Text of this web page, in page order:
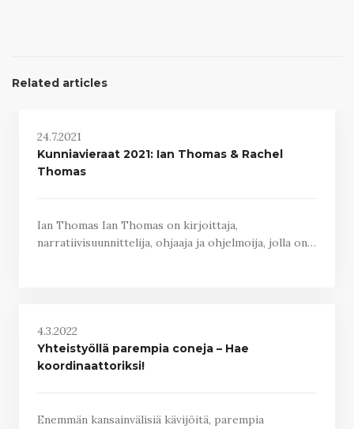
Related articles
24.7.2021
Kunniavieraat 2021: Ian Thomas & Rachel
Thomas
Ian Thomas Ian Thomas on kirjoittaja,
narratiivisuunnittelija, ohjaaja ja ohjelmoija, jolla on…
4.3.2022
Yhteistyöllä parempia coneja – Hae
koordinaattoriksi!
Enemmän kansainvälisiä kävijöitä, parempia